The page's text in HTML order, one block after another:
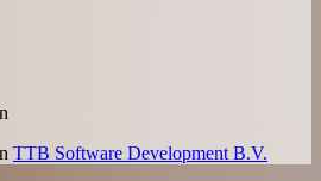
TTB Software Development B.V.